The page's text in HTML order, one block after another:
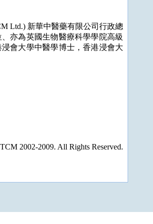
Ltd.) 新華中醫藥有限公司行政總
亦為英國生物醫療科學學院高級
會大學中醫學博士，香港浸會大
2002-2009. All Rights Reserved.